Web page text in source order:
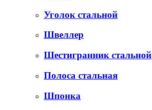
Уголок стальной
Швеллер
Шестигранник стальной
Полоса стальная
Шпонка